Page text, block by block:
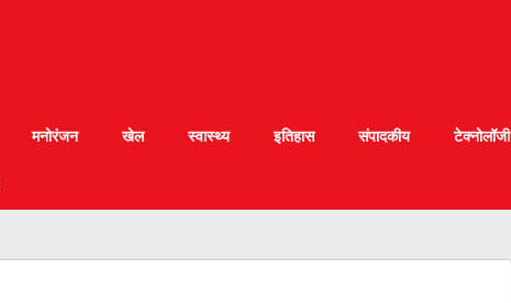
मनोरंजन खेल स्वास्थ्य इतिहास संपादकीय टेक्नोलॉजी